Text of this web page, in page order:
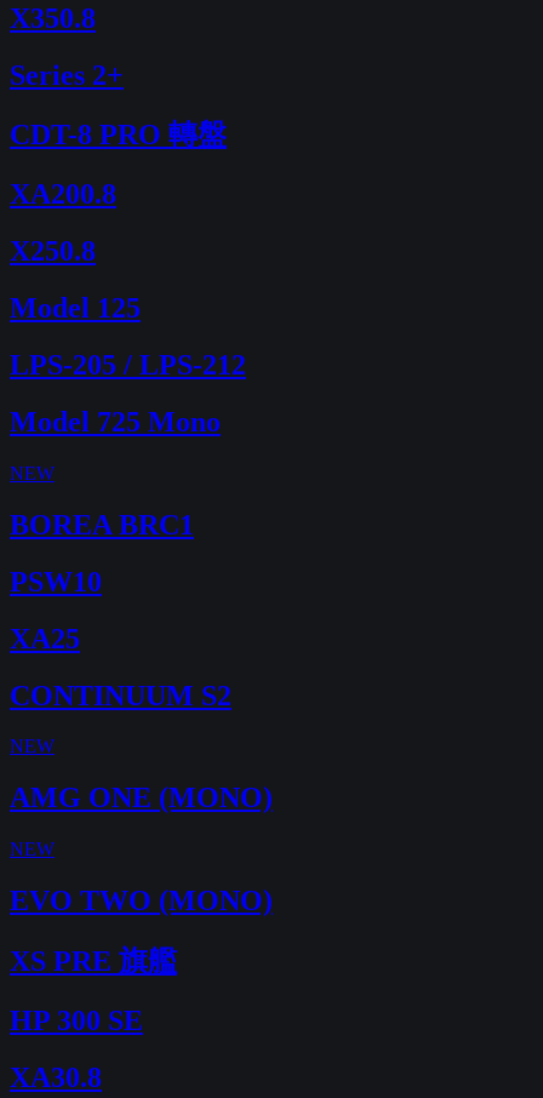
X350.8
Series 2+
CDT-8 PRO 轉盤
XA200.8
X250.8
Model 125
LPS-205 / LPS-212
Model 725 Mono
NEW
BOREA BRC1
PSW10
XA25
CONTINUUM S2
NEW
AMG ONE (MONO)
NEW
EVO TWO (MONO)
XS PRE 旗艦
HP 300 SE
XA30.8